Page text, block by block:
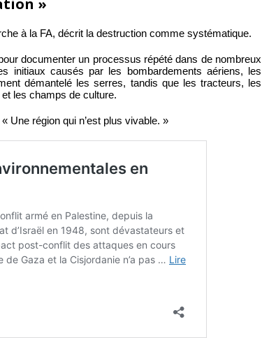
»
à la FA, décrit la destruction comme systématique.
documenter un processus répété dans de nombreux
initiaux causés par les bombardements aériens, les
démantelé les serres, tandis que les tracteurs, les
les champs de culture.
Une région qui n’est plus vivable. »